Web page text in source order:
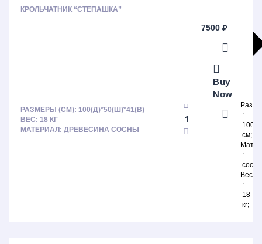
Больше результатов
КРОЛЬЧАТНИК “СТЕПАШКА”
РАЗМЕРЫ (СМ): 100(Д)*50(Ш)*41(В)
ВЕС: 18 КГ
МАТЕРИАЛ: ДРЕВЕСИНА СОСНЫ
7500₽
Buy
Now
см
сосна
Вес
18
кг